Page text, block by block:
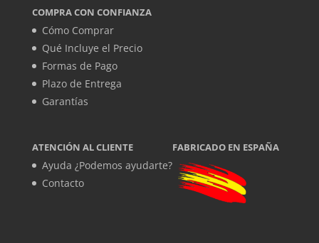
COMPRA CON CONFIANZA
Cómo Comprar
Qué Incluye el Precio
Formas de Pago
Plazo de Entrega
Garantías
ATENCIÓN AL CLIENTE
Ayuda ¿Podemos ayudarte?
Contacto
FABRICADO EN ESPAÑA